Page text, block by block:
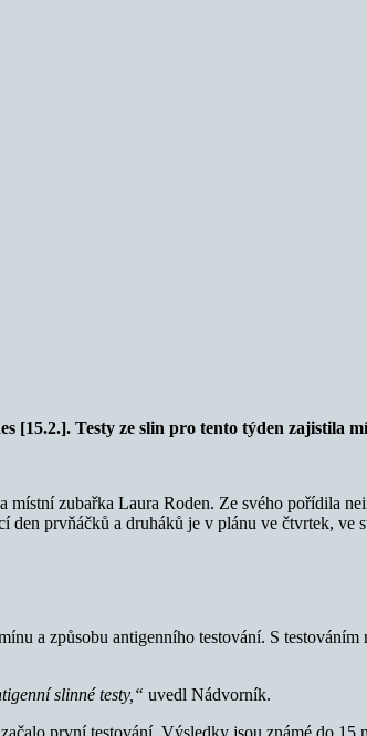
Testy ze slin pro tento týden zajistila
zubařka Laura Roden. Ze svého pořídila
prvňáčků a druháků je v plánu ve čtvrtek, ve
a způsobu antigenního testování. S
slinné testy,“ uvedl Nádvorník.
první testování. Výsledky jsou známé do